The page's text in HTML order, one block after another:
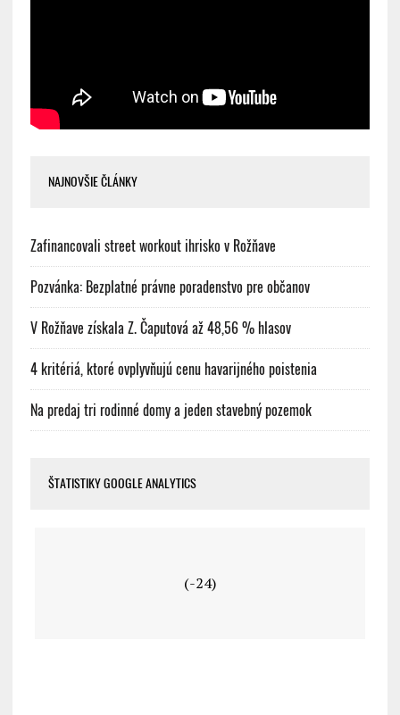
NAJNOVŠIE ČLÁNKY
Zafinancovali street workout ihrisko v Rožňave
Pozvánka: Bezplatné právne poradenstvo pre občanov
V Rožňave získala Z. Čaputová až 48,56 % hlasov
4 kritériá, ktoré ovplyvňujú cenu havarijného poistenia
Na predaj tri rodinné domy a jeden stavebný pozemok
ŠTATISTIKY GOOGLE ANALYTICS
(-24)